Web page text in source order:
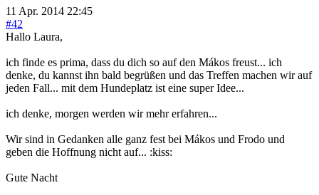
11 Apr. 2014 22:45
#42
Hallo Laura,
ich finde es prima, dass du dich so auf den Mákos freust... ich
denke, du kannst ihn bald begrüßen und das Treffen machen wir auf
jeden Fall... mit dem Hundeplatz ist eine super Idee...
ich denke, morgen werden wir mehr erfahren...
Wir sind in Gedanken alle ganz fest bei Mákos und Frodo und
geben die Hoffnung nicht auf... :kiss:
Gute Nacht